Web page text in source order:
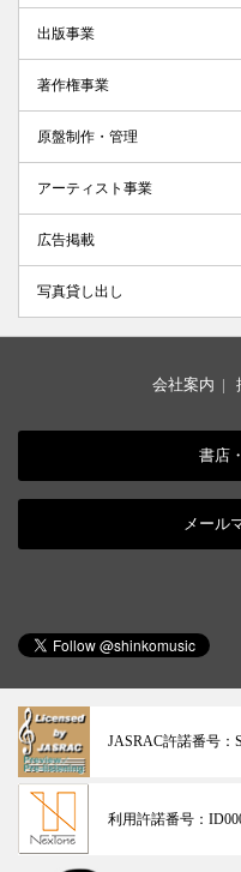
出版事業
著作権事業
原盤制作・管理
アーティスト事業
広告掲載
写真貸し出し
会社案内 |
書店
メール
JASRAC許諾番号：
利用許諾番号：